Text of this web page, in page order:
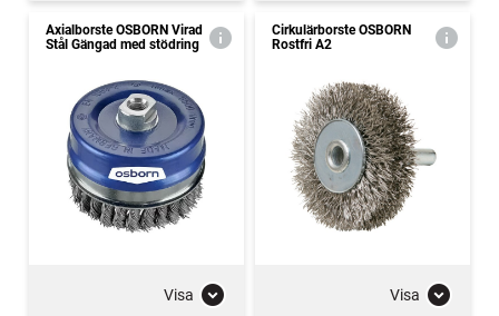
Axialborste OSBORN Virad
Stål Gängad med stödring
Visa
Cirkulärborste OSBORN
Rostfri A2
Visa